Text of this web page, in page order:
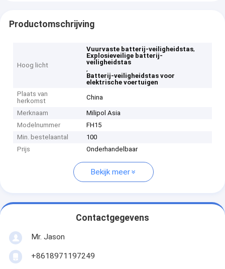
Productomschrijving
Hoog licht
Vuurvaste batterij-veiligheidstas,
Explosieveilige batterij-
veiligheidstas
,
Batterij-veiligheidstas voor
elektrische voertuigen
Plaats van
herkomst
China
Merknaam
Milipol Asia
Modelnummer
FH15
Min. bestelaantal
100
Prijs
Onderhandelbaar
Bekijk meer
Contactgegevens
Mr. Jason
+8618971197249